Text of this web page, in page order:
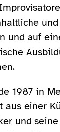
und auf
1987 in
aus einer
und